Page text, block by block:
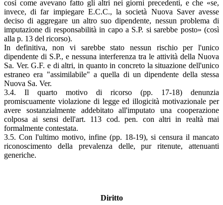
così come avevano fatto gli altri nei giorni precedenti, e che «se,
invece, di far impiegare E.C.C., la società Nuova Saver avesse
deciso di aggregare un altro suo dipendente, nessun problema di
imputazione di responsabilità in capo a S.P. si sarebbe posto» (così
alla p. 13 del ricorso).
In definitiva, non vi sarebbe stato nessun rischio per l'unico
dipendente di S.P., e nessuna interferenza tra le attività della Nuova
Sa. Ver. G.F. e di altri, in quanto in concreto la situazione dell'unico
estraneo era "assimilabile" a quella di un dipendente della stessa
Nuova Sa. Ver.
3.4. Il quarto motivo di ricorso (pp. 17-18) denunzia
promiscuamente violazione di legge ed illogicità motivazionale per
avere sostanzialmente addebitato all'imputato una cooperazione
colposa ai sensi dell'art. 113 cod. pen. con altri in realtà mai
formalmente contestata.
3.5. Con l'ultimo motivo, infine (pp. 18-19), si censura il mancato
riconoscimento della prevalenza delle, pur ritenute, attenuanti
generiche.
Diritto